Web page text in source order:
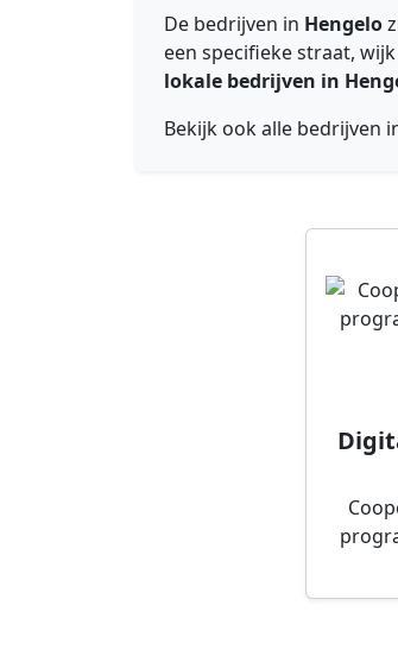
De bedrijven in Hengelo
een specifieke straat,
lokale bedrijven in
Bekijk ook alle bedrijven